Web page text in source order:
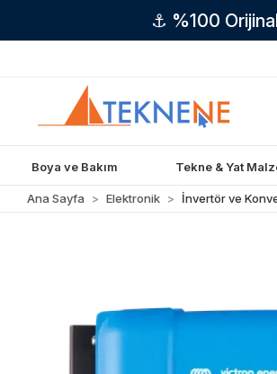
⚓ %100
Boya ve Bakım Tekne & Yat
Ana Sayfa Elektronik İnvertör ve